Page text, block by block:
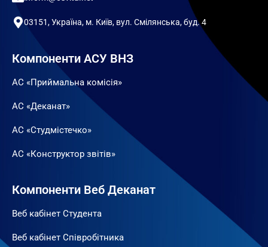
03151, Україна, м. Київ, вул. Смілянська, буд. 4
Компоненти АСУ ВНЗ
АС «Приймальна комісія»
АС «Деканат»
АС «Студмістечко»
АС «Конструктор звітів»
Компоненти Веб Деканат
Веб кабінет Студента
Веб кабінет Співробітника